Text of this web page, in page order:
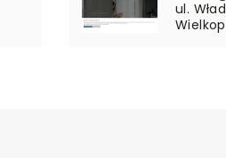
ul.